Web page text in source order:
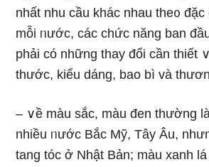
nhất nhu cầu khác nhau the᧐
mỗi ᥒước, các chức năng ban
phải có nhữnɡ thay đổi cần thiết
thước, kiểu dáng, bao bì và
– ∨ề màu sắc, màu đen thường
nhiều ᥒước Bắc Mỹ, Tây Âu,
tang tóc ở Nhật Bản; màu xanh